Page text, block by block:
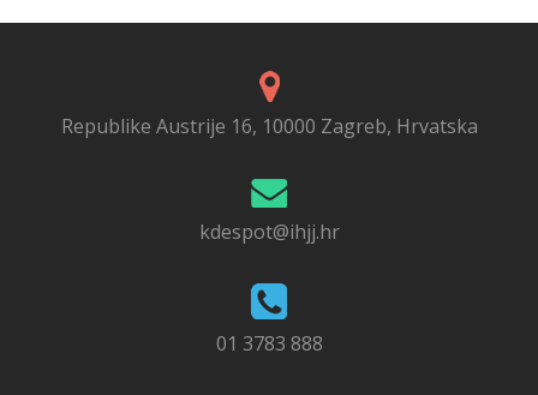
Republike Austrije 16, 10000 Zagreb, Hrvatska
kdespot@ihjj.hr
01 3783 888